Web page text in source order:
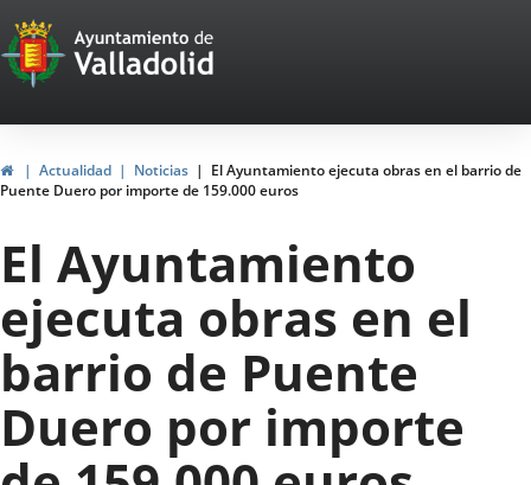
Portal
Web
del
Ayuntamiento
de
Valladolid
HomeActualidad Noticias
El Ayuntamiento ejecuta obras en el barrio de
Puente Duero por importe de 159.000 euros
El Ayuntamiento
ejecuta obras en el
barrio de Puente
Duero por importe